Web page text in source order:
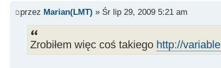
przez Marian(LMT) » Śr lip 29, 2009 5:21 am
Zrobiłem więc coś takiego http://